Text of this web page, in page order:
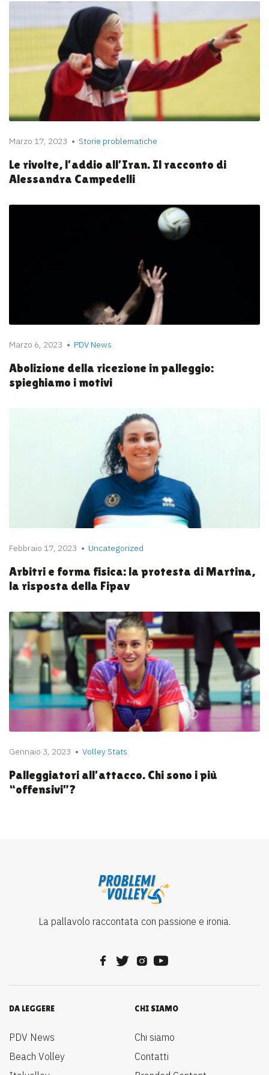
Marzo 17, 2023 Storie problematiche
Le rivolte, l’addio all’Iran. Il racconto di
Alessandra Campedelli
Marzo 6, 2023 PDV News
Abolizione della ricezione in palleggio:
spieghiamo i motivi
Febbraio 17, 2023 Uncategorized
Arbitri e forma fisica: la protesta di Martina,
la risposta della Fipav
Gennaio 3, 2023 Volley Stats
Palleggiatori all’attacco. Chi sono i più
“offensivi”?
La pallavolo raccontata con passione e ironia.
DA LEGGERE
PDV News
Beach Volley
CHI SIAMO
Chi siamo
Contatti